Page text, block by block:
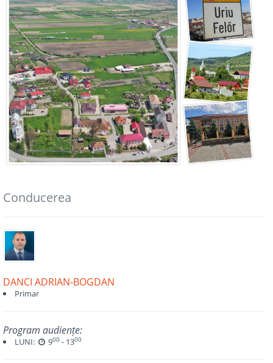
Conducerea
DANCI ADRIAN-BOGDAN
Primar
Program audiențe:
LUNI: 900 - 1300